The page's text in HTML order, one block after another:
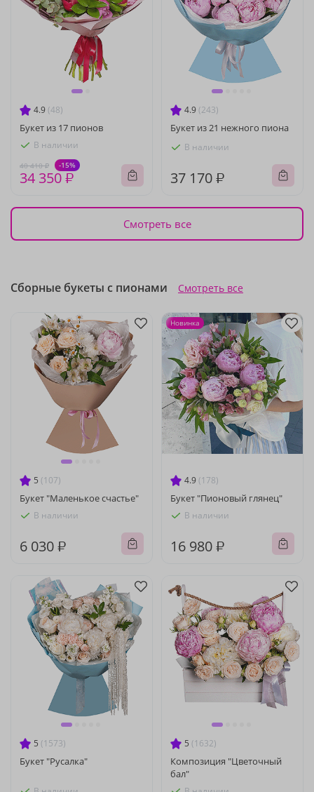
4.9 (48)
Букет из 17 пионов
В наличии
40 410 ₽ -15%
34 350 ₽
4.9 (243)
Букет из 21 нежного пиона
В наличии
37 170 ₽
Смотреть все
Сборные букеты с пионами Смотреть все
5 (107)
Букет "Маленькое счастье"
В наличии
6 030 ₽
4.9 (178)
Букет "Пионовый глянец"
В наличии
16 980 ₽
Новинка
5 (1573)
Букет "Русалка"
5 (1632)
Композиция "Цветочный
бал"